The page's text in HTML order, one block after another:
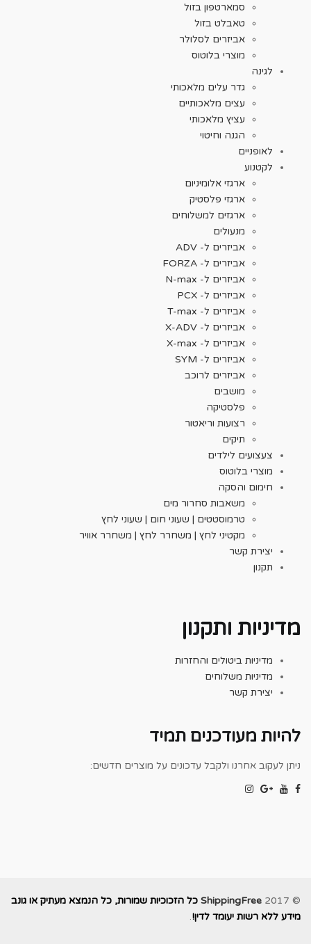
סמארטפון בזול
טאבלט בזול
אביזרים לסלולר
מוצרי בלוטוס
לגינה
גדר עלים מלאכותי
עצים מלאכותיים
עציץ מלאכותי
הגנה וחיטוי
לאופניים
לקטנוע
ארגזי אלומיניום
ארגזי פלסטיק
ארגזים למשלוחים
מנעולים
אביזרים ל- ADV
אביזרים ל- FORZA
אביזרים ל- N-max
אביזרים ל- PCX
אביזרים ל- T-max
אביזרים ל- X-ADV
אביזרים ל- X-max
אביזרים ל- SYM
אביזרים לרוכב
מושבים
פלסטיקה
רצועות וריאטור
תיקים
צעצועים לילדים
מוצרי בלוטוס
חימום והסקה
משאבות סחרור מים
טרמוסטטים | שעוני חום | שעוני לחץ
מקטיני לחץ | משחרר לחץ | משחרר אוויר
יצירת קשר
תקנון
מדיניות ותקנון
מדיניות ביטולים והחזרות
מדיניות משלוחים
יצירת קשר
להיות מעודכנים תמיד
ניתן לעקוב אחרנו ולקבל עדכונים על מוצרים חדשים:
© 2017
ShippingFree כל הזכוכיות שמורות, כל הנמצא מעתיק או גונב
מידע ללא רשות יעומד לדין!.